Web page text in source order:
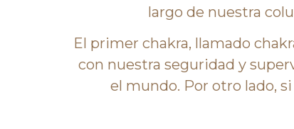
largo de nuestra
El primer chakra, llamado
con nuestra seguridad y
el mundo. Por otro lado,